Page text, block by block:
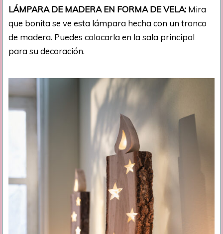
LÁMPARA DE MADERA EN FORMA DE VELA: Mira
que bonita se ve esta lámpara hecha con un tronco
de madera. Puedes colocarla en la sala principal
para su decoración.